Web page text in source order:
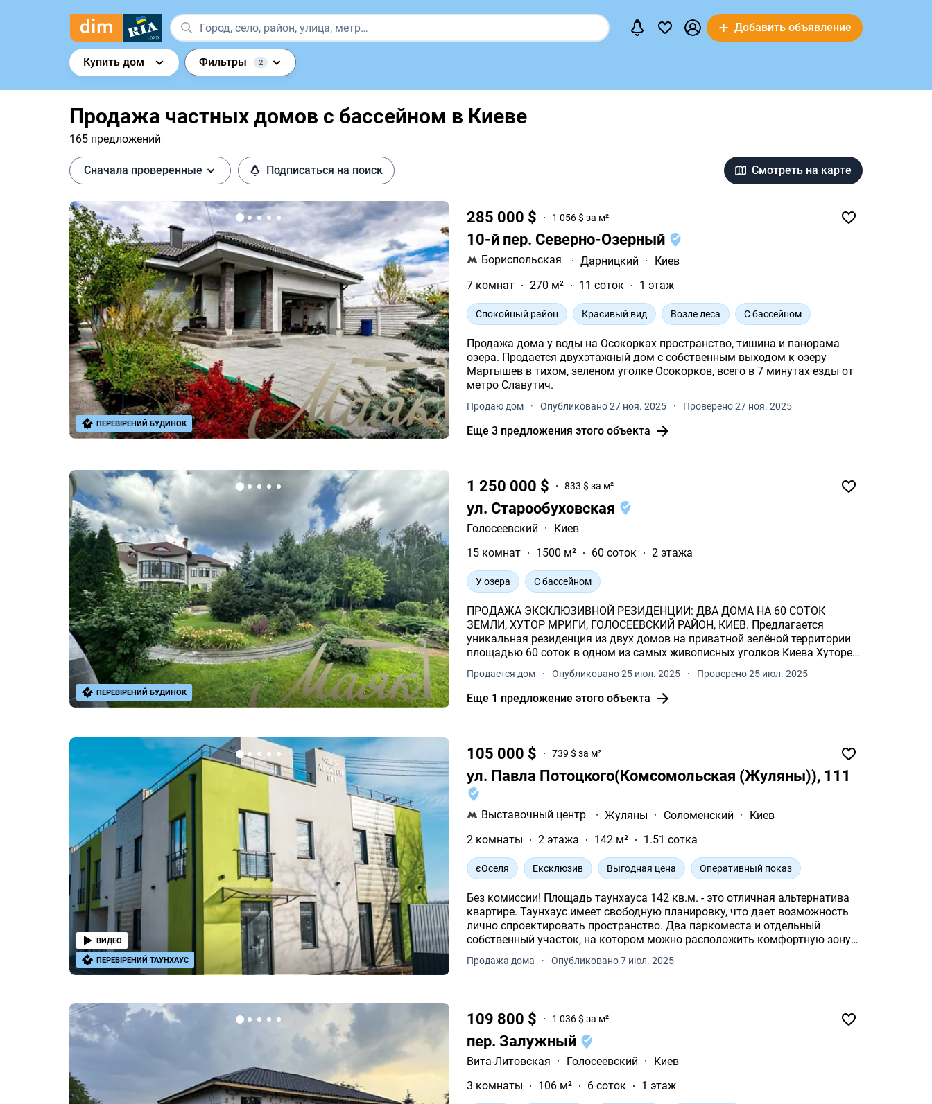
Добавить объявление
Купить дом Фильтры 2
Продажа частных домов с бассейном в Киеве
165 предложений
Сначала проверенные Подписаться на поиск Смотреть на карте
285 000 $ 1 056 $ за м²
10-й пер. Северно-Озерный
Бориспольская · Дарницкий ·
Киев
7 комнат
270 м² 11 соток 1 этаж
Спокойный район Красивый вид Возле леса С бассейном
Продажа дома у воды на Осокорках пространство, тишина и панорама
озера. Продается двухэтажный дом с собственным выходом к озеру
Мартышев в тихом, зеленом уголке Осокорков, всего в 7 минутах езды от
метро Славутич.
Продаю дом · Опубликовано 27 ноя. 2025 · Проверено 27 ноя. 2025
Еще 3 предложения этого объекта
ПЕРЕВІРЕНИЙ БУДИНОК
1 250 000 $ 833 $ за м²
ул. Старообуховская
Голосеевский ·
Киев
15 комнат
1500 м² 60 соток 2 этажа
У озера С бассейном
ПРОДАЖА ЭКСКЛЮЗИВНОЙ РЕЗИДЕНЦИИ: ДВА ДОМА НА 60 СОТОК
ЗЕМЛИ, ХУТОР МРИГИ, ГОЛОСЕЕВСКИЙ РАЙОН, КИЕВ. Предлагается
уникальная резиденция из двух домов на приватной зелёной территории
площадью 60 соток в одном из самых живописных уголков Киева Хуторе
Продается дом · Опубликовано 25 июл. 2025 · Проверено 25 июл. 2025
Еще 1 предложение этого объекта
ПЕРЕВІРЕНИЙ БУДИНОК
105 000 $ 739 $ за м²
ул. Павла Потоцкого(Комсомольская (Жуляны)), 111
Выставочный центр · Жуляны · Соломенский ·
Киев
2 комнаты
2 этажа 142 м² 1.51 сотка
єОселя Ексклюзив Выгодная цена Оперативный показ
Без комиссии! Площадь таунхауса 142 кв.м. - это отличная альтернатива
квартире. Таунхаус имеет свободную планировку, что дает возможность
лично спроектировать пространство. Два паркоместа и отдельный
собственный участок, на котором можно расположить комфортную зону
Продажа дома · Опубликовано 7 июл. 2025
ВИДЕО
ПЕРЕВІРЕНИЙ ТАУНХАУС
109 800 $ 1 036 $ за м²
пер. Залужный
Вита-Литовская · Голосеевский ·
Киев
3 комнаты
106 м² 6 соток 1 этаж